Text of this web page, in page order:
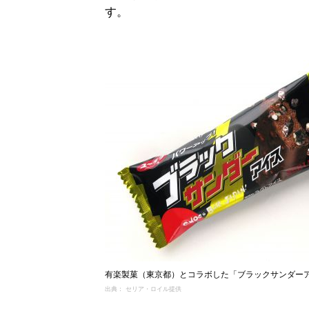
す。
有楽製菓（東京都）とコラボした「ブラックサンダー
出典： セリア・ロイル提供